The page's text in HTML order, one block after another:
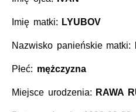
Imię matki: LYUBOV
Nazwisko panieńskie matki:
Płeć: mężczyzna
Miejsce urodzenia: RAWA